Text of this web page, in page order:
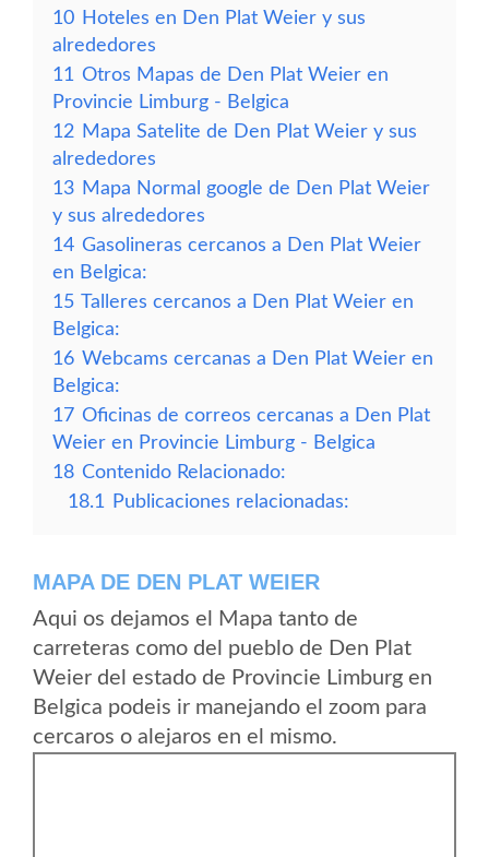
10 Hoteles en Den Plat Weier y sus
alrededores
11 Otros Mapas de Den Plat Weier en
Provincie Limburg - Belgica
12 Mapa Satelite de Den Plat Weier y sus
alrededores
13 Mapa Normal google de Den Plat Weier
y sus alrededores
14 Gasolineras cercanos a Den Plat Weier
en Belgica:
15 Talleres cercanos a Den Plat Weier en
Belgica:
16 Webcams cercanas a Den Plat Weier en
Belgica:
17 Oficinas de correos cercanas a Den Plat
Weier en Provincie Limburg - Belgica
18 Contenido Relacionado:
18.1
Publicaciones relacionadas:
MAPA DE DEN PLAT WEIER
Aqui os dejamos el Mapa tanto de
carreteras como del pueblo de Den Plat
Weier del estado de Provincie Limburg en
Belgica podeis ir manejando el zoom para
cercaros o alejaros en el mismo.